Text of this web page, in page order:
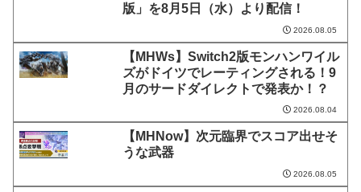
版」を8月5日（水）より配信！
2026.08.05
【MHWs】Switch2版モンハンワイル
ズがドイツでレーティングされる！9
月のサードダイレクトで発表か！？
2026.08.04
【MHNow】次元臨界でスコア出せそ
うな武器
2026.08.05